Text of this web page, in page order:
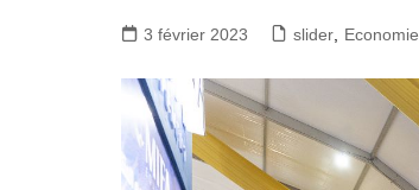
3 février 2023 slider Economie